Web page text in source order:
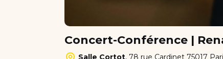
Concert-Conférence |